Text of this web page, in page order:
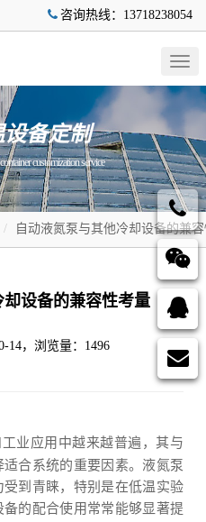
咨询热线：13718238054
备定制
customization service
自动液氮泵与其他冷却设备的兼
却设备的兼容性考量
14，浏览量：1496
业应用中越来越普遍，其与
合系统的重要因素。液氮泵
到青睐，特别是在低温实验
的配合使用常常能够显著提